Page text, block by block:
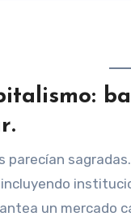
.
un mercado